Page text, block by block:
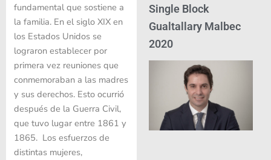
fundamental que sostiene a
la familia. En el siglo XIX en
los Estados Unidos se
lograron establecer por
primera vez reuniones que
conmemoraban a las madres
y sus derechos. Esto ocurrió
después de la Guerra Civil,
que tuvo lugar entre 1861 y
1865. Los esfuerzos de
distintas mujeres,
Single Block
Gualtallary Malbec
2020